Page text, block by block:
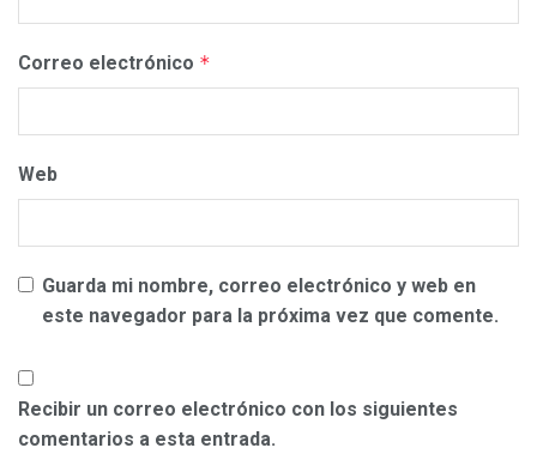
Correo electrónico *
Web
Guarda mi nombre, correo electrónico y web en
este navegador para la próxima vez que comente.
Recibir un correo electrónico con los siguientes
comentarios a esta entrada.